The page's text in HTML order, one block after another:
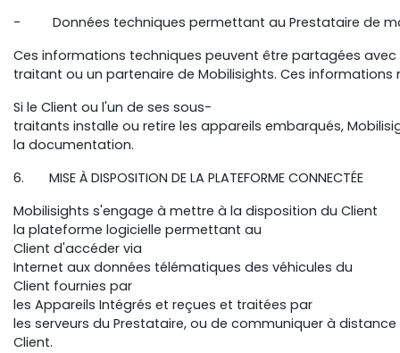
- Données techniques permettant au Prestataire de
Ces informations techniques peuvent être partagées
traitant ou un partenaire de Mobilisights. Ces
Si le Client ou l'un de ses sous-
traitants installe ou retire les appareils embarqués,
la documentation.
6. MISE À DISPOSITION DE LA PLATEFORME CONNECTÉE
Mobilisights s'engage à mettre à la disposition du Client
la plateforme logicielle permettant au
Client d'accéder via
Internet aux données télématiques des véhicules du
Client fournies par
les Appareils Intégrés et reçues et traitées par
les serveurs du Prestataire, ou de communiquer à
Client.